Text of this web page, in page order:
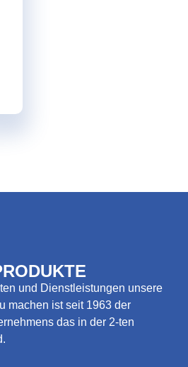
und Dienstleistungen unsere
machen ist seit 1963 der
das in der 2-ten